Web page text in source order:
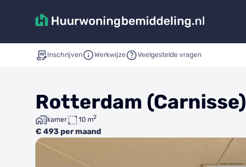
Inschrijven Werkwijze Veelgestelde vragen
Rotterdam
kamer 10 m2
€ 493 per maand